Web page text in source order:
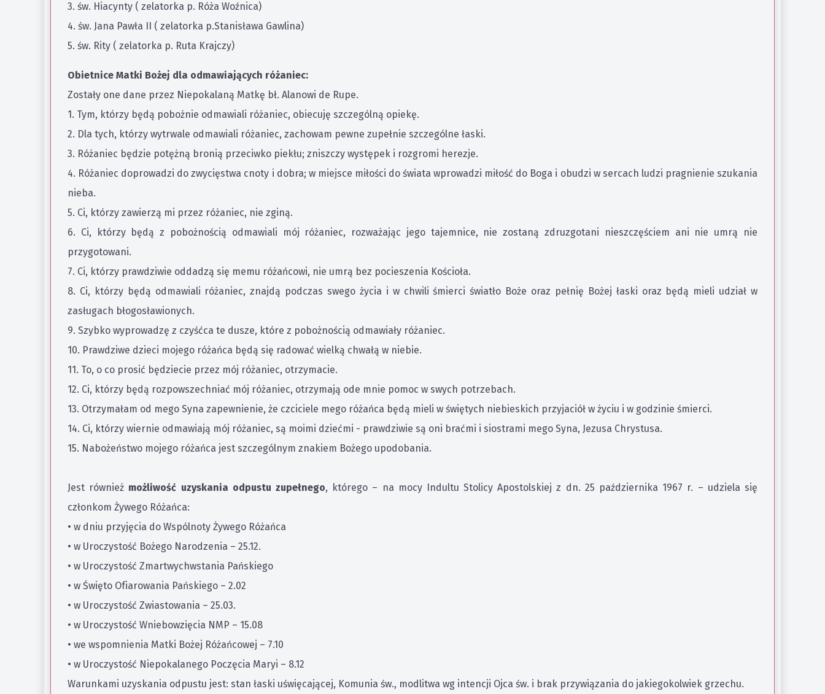
3. św. Hiacynty ( zelatorka p. Róża Woźnica)
4. św. Jana Pawła II ( zelatorka p.Stanisława Gawlina)
5. św. Rity ( zelatorka p. Ruta Krajczy)
Obietnice Matki Bożej dla odmawiających różaniec:
Zostały one dane przez Niepokalaną Matkę bł. Alanowi de Rupe.
1. Tym, którzy będą pobożnie odmawiali różaniec, obiecuję szczególną opiekę.
2. Dla tych, którzy wytrwale odmawiali różaniec, zachowam pewne zupełnie szczególne łaski.
3. Różaniec będzie potężną bronią przeciwko piekłu; zniszczy występek i rozgromi herezje.
4. Różaniec doprowadzi do zwycięstwa cnoty i dobra; w miejsce miłości do świata wprowadzi miłość do Boga i obudzi w sercach ludzi pragnienie szukania
nieba.
5. Ci, którzy zawierzą mi przez różaniec, nie zginą.
6. Ci, którzy będą z pobożnością odmawiali mój różaniec, rozważając jego tajemnice, nie zostaną zdruzgotani nieszczęściem ani nie umrą nie
przygotowani.
7. Ci, którzy prawdziwie oddadzą się memu różańcowi, nie umrą bez pocieszenia Kościoła.
8. Ci, którzy będą odmawiali różaniec, znajdą podczas swego życia i w chwili śmierci światło Boże oraz pełnię Bożej łaski oraz będą mieli udział w
zasługach błogosławionych.
9. Szybko wyprowadzę z czyśćca te dusze, które z pobożnością odmawiały różaniec.
10. Prawdziwe dzieci mojego różańca będą się radować wielką chwałą w niebie.
11. To, o co prosić będziecie przez mój różaniec, otrzymacie.
12. Ci, którzy będą rozpowszechniać mój różaniec, otrzymają ode mnie pomoc w swych potrzebach.
13. Otrzymałam od mego Syna zapewnienie, że czciciele mego różańca będą mieli w świętych niebieskich przyjaciół w życiu i w godzinie śmierci.
14. Ci, którzy wiernie odmawiają mój różaniec, są moimi dziećmi - prawdziwie są oni braćmi i siostrami mego Syna, Jezusa Chrystusa.
15. Nabożeństwo mojego różańca jest szczególnym znakiem Bożego upodobania.
Jest również możliwość uzyskania odpustu zupełnego, którego – na mocy Indultu Stolicy Apostolskiej z dn. 25 października 1967 r. – udziela się
członkom Żywego Różańca:
• w dniu przyjęcia do Wspólnoty Żywego Różańca
• w Uroczystość Bożego Narodzenia – 25.12.
• w Uroczystość Zmartwychwstania Pańskiego
• w Święto Ofiarowania Pańskiego – 2.02
• w Uroczystość Zwiastowania – 25.03.
• w Uroczystość Wniebowzięcia NMP – 15.08
• we wspomnienia Matki Bożej Różańcowej – 7.10
• w Uroczystość Niepokalanego Poczęcia Maryi – 8.12
Warunkami uzyskania odpustu jest: stan łaski uświęcającej, Komunia św., modlitwa wg intencji Ojca św. i brak przywiązania do jakiegokolwiek grzechu.